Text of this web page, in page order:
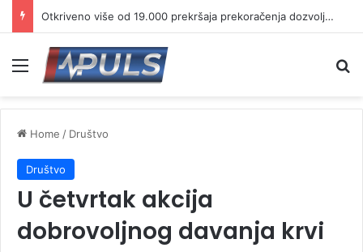
Otkriveno više od 19.000 prekršaja prekoračenja dozvoljene brzine
Menu
Home / Društvo
Društvo
U četvrtak akcija
dobrovoljnog davanja krvi